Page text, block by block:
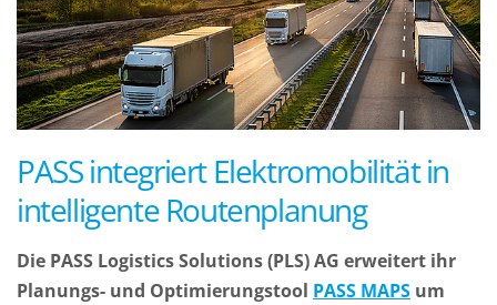
PASS integriert Elektromobilität in
intelligente Routenplanung
Die PASS Logistics Solutions (PLS) AG erweitert ihr
Planungs- und Optimierungstool PASS MAPS um